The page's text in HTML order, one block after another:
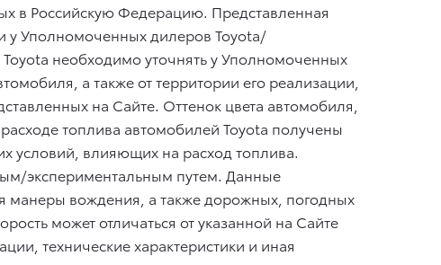
в Российскую Федерацию. Представленная
у Уполномоченных дилеров Toyota/
необходимо уточнять у Уполномоченных
а также от территории его реализации,
на Сайте. Оттенок цвета автомобиля,
топлива автомобилей Toyota получены
условий, влияющих на расход топлива.
экспериментальным путем. Данные
манеры вождения, а также дорожных, погодных
может отличаться от указанной на Сайте
технические характеристики и иная